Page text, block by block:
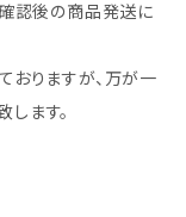
認後の商品発送に
りますが、万が一
ます。